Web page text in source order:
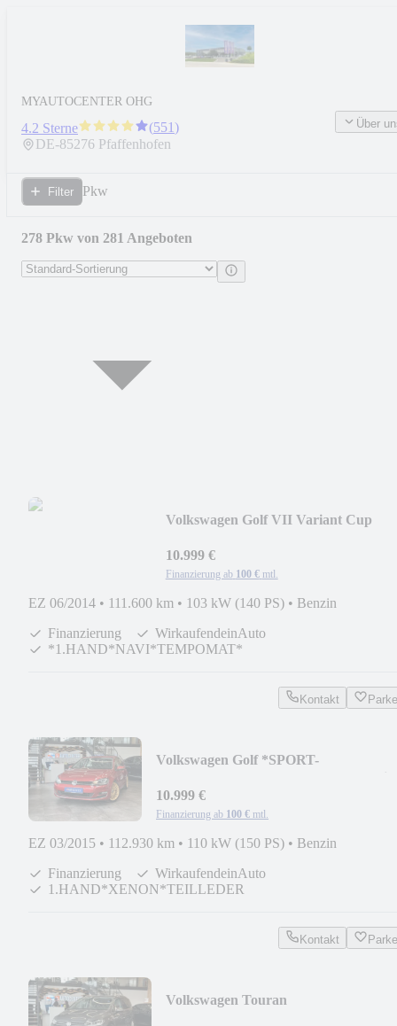
MYAUTOCENTER OHG
4.2 Sterne (551)
DE-85276 Pfaffenhofen
Über
Filter Pkw
278 Pkw von 281 Angeboten
Volkswagen Golf VII Variant Cup
10.999 €
Finanzierung ab 100 € mtl.
EZ 06/2014 • 111.600 km • 103 kW (140 PS) • Benzin
Finanzierung
WirkaufendeinAuto
*1.HAND*NAVI*TEMPOMAT*
Kontakt
Volkswagen Golf *SPORT-
10.999 €
Finanzierung ab 100 € mtl.
EZ 03/2015 • 112.930 km • 110 kW (150 PS) • Benzin
Finanzierung
WirkaufendeinAuto
1.HAND*XENON*TEILLEDER
Kontakt
Volkswagen Touran